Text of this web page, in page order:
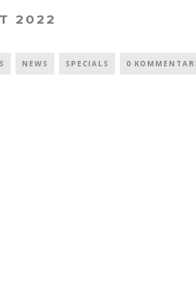
2022
NEWS SPECIALS 0